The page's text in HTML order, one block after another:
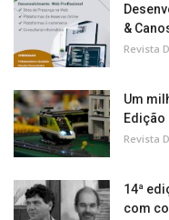
&
Revista
Um
Edição
Revista
14ª
com